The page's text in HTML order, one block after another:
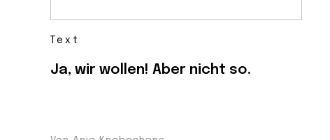
Text
Ja, wir wollen! Aber nicht so.